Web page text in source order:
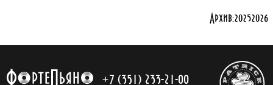
Архив:20252026
+7 (351) 233-21-00